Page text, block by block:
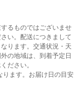
るものではございませ
い。配送につきまして
ります。交通状況・天
の地域は、到着予定日
ださい。
ます。お届け日の目安